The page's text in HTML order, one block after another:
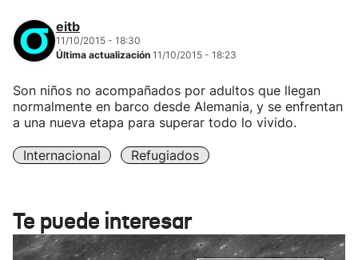
eitb
11/10/2015 - 18:30
Última actualización 11/10/2015 - 18:23
Son niños no acompañados por adultos que llegan
normalmente en barco desde Alemania, y se enfrentan
a una nueva etapa para superar todo lo vivido.
Internacional Refugiados
Te puede interesar